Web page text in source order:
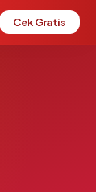
Cek Gratis